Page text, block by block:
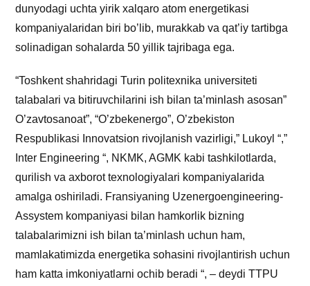
dunyodagi uchta yirik xalqaro atom energetikasi
kompaniyalaridan biri bo’lib, murakkab va qat’iy tartibga
solinadigan sohalarda 50 yillik tajribaga ega.
“Toshkent shahridagi Turin politexnika universiteti
talabalari va bitiruvchilarini ish bilan ta’minlash asosan”
O’zavtosanoat”, “O’zbekenergo”, O’zbekiston
Respublikasi Innovatsion rivojlanish vazirligi,” Lukoyl “,”
Inter Engineering “, NKMK, AGMK kabi tashkilotlarda,
qurilish va axborot texnologiyalari kompaniyalarida
amalga oshiriladi. Fransiyaning Uzenergoengineering-
Assystem kompaniyasi bilan hamkorlik bizning
talabalarimizni ish bilan ta’minlash uchun ham,
mamlakatimizda energetika sohasini rivojlantirish uchun
ham katta imkoniyatlarni ochib beradi “, – deydi TTPU